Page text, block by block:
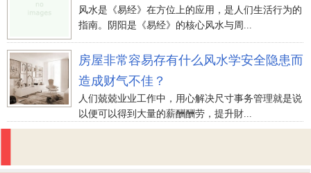
风水是《易经》在方位上的应用，是人们生活行为的
指南。阴阳是《易经》的核心风水与周...
房屋非常容易存有什么风水学安全隐患而
造成财气不佳？
人们兢兢业业工作中，用心解决尺寸事务管理就是说
以便可以得到大量的薪酬酬劳，提升財...